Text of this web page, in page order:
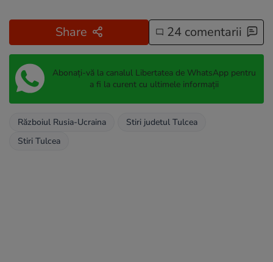
Share 24 comentarii
Abonați-vă la canalul Libertatea de WhatsApp pentru
a fi la curent cu ultimele informații
Războiul Rusia-Ucraina
Stiri judetul Tulcea
Stiri Tulcea